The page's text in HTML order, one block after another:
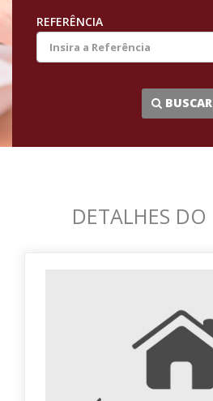
REFERÊNCIA
BUSCAR
DETALHES DO